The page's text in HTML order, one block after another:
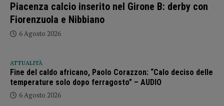
Piacenza calcio inserito nel Girone B: derby con
Fiorenzuola e Nibbiano
6 Agosto 2026
ATTUALITÀ
Fine del caldo africano, Paolo Corazzon: “Calo deciso delle
temperature solo dopo ferragosto” – AUDIO
6 Agosto 2026